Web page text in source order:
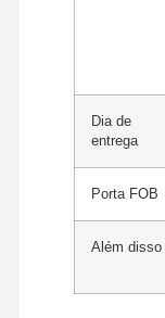
Dia de
entrega
Porta FOB
Além disso